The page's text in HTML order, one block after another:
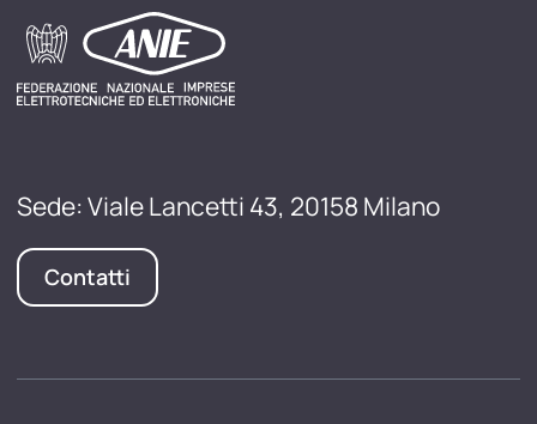
Sede: Viale Lancetti 43, 20158 Milano
Contatti